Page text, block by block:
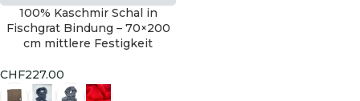
HOT100% Kaschmir Schal in
Fischgrat Bindung – 70×200
cm mittlere Festigkeit
CHF227.00